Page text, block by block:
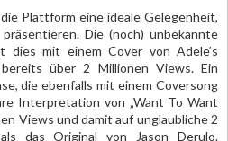
Plattform eine ideale Gelegenheit,
Die (noch) unbekannte
dies mit einem Cover von Adele’s
über 2 Millionen Views. Ein
die ebenfalls mit einem Coversong
Interpretation von „Want To Want
Views und damit auf unglaubliche 2
das Original von Jason Derulo.